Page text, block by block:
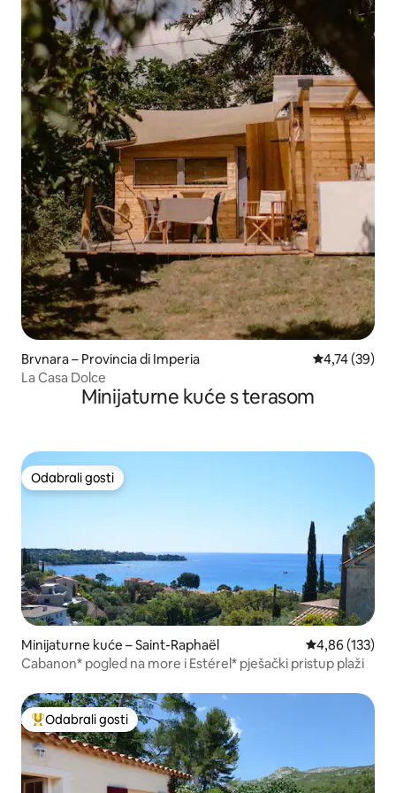
Brvnara – Provincia di Imperia Prosječna
4,74 (39)
La Casa Dolce
Minijaturne kuće s terasom
Odabrali gosti
Odabrali gosti
Minijaturne kuće – Saint-Raphaël Prosječna
4,86 (133)
Cabanon* pogled na more i Estérel* pješački pristup plaži
Među najviše rangiranima s oznakom „Odabrali gosti”
Odabrali gosti